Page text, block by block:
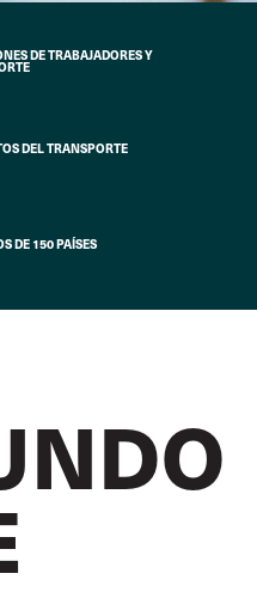
DE TRABAJADORES Y
DEL TRANSPORTE
DE 150 PAÍSES